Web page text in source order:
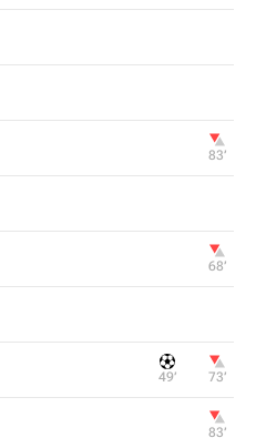
83‎’‎
68‎’‎
49‎’‎ 73‎’‎
83‎’‎